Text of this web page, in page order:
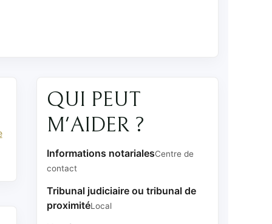
QUI PEUT
M'AIDER ?
Informations notarialesCentre de
contact
Tribunal judiciaire ou tribunal de
proximitéLocal